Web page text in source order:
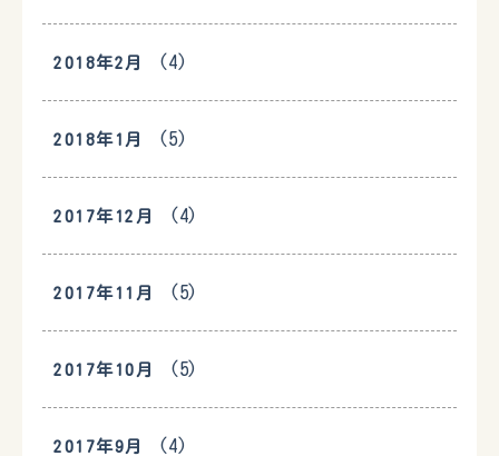
2018年2月 (4)
2018年1月 (5)
2017年12月 (4)
2017年11月 (5)
2017年10月 (5)
2017年9月 (4)